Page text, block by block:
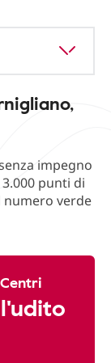
impegno
punti di
numero verde